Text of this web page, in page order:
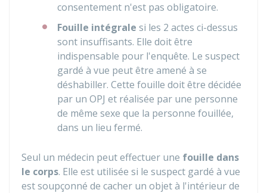
consentement n'est pas obligatoire.
Fouille intégrale si les 2 actes ci-dessus
sont insuffisants. Elle doit être
indispensable pour l'enquête. Le suspect
gardé à vue peut être amené à se
déshabiller. Cette fouille doit être décidée
par un OPJ et réalisée par une personne
de même sexe que la personne fouillée,
dans un lieu fermé.
Seul un médecin peut effectuer une fouille dans
le corps. Elle est utilisée si le suspect gardé à vue
est soupçonné de cacher un objet à l'intérieur de